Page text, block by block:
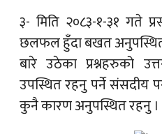
३- मिति २०८३-१-३१ गते
छलफल हुँदा बखत अनुपस्थित
बारे उठेका प्रश्नहरुको
उपस्थित रहनु पर्ने संसदीय
कुनै कारण अनुपस्थित रहनु ।